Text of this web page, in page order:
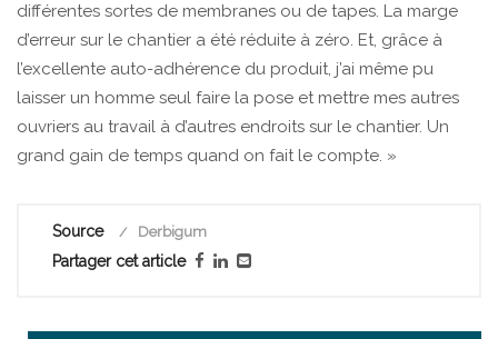
différentes sortes de membranes ou de tapes. La marge
d’erreur sur le chantier a été réduite à zéro. Et, grâce à
l’excellente auto-adhérence du produit, j’ai même pu
laisser un homme seul faire la pose et mettre mes autres
ouvriers au travail à d’autres endroits sur le chantier. Un
grand gain de temps quand on fait le compte. »
Source Derbigum
Partager cet article